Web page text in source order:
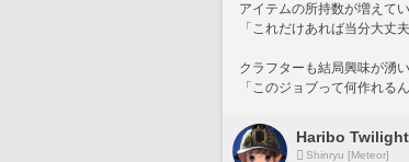
アイテムの所持数が増えて
「これだけあれば当分大丈
クラフターも結局興味が湧
「このジョブって何作れる
Haribo Twilight
Shinryu [Meteor]